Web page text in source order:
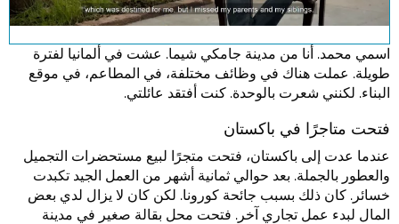
note the data protection regulations valid
for this site.
تأكيد
اسمي محمد. أنا من مدينة جامكي شيما. عشت في ألمانيا لفترة
طويلة. عملت هناك في وظائف مختلفة، في المطاعم، في موقع
البناء. لكنني شعرت بالوحدة. كنت أفتقد عائلتي.
فتحت متاجرًا في باكستان
عندما عدت إلى باكستان، فتحت متجرًا لبيع مستحضرات التجميل
والعطور بالجملة. بعد حوالي ثمانية أشهر من العمل الجيد تكبدت
خسائر. كان ذلك بسبب جائحة كورونا. لكن كان لا يزال لدي بعض
المال لبدء عمل تجاري آخر. فتحت محل بقالة صغير في مدينة